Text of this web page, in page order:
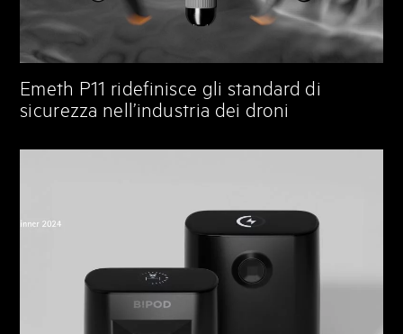
Emeth P11 ridefinisce gli standard di
sicurezza nell’industria dei droni